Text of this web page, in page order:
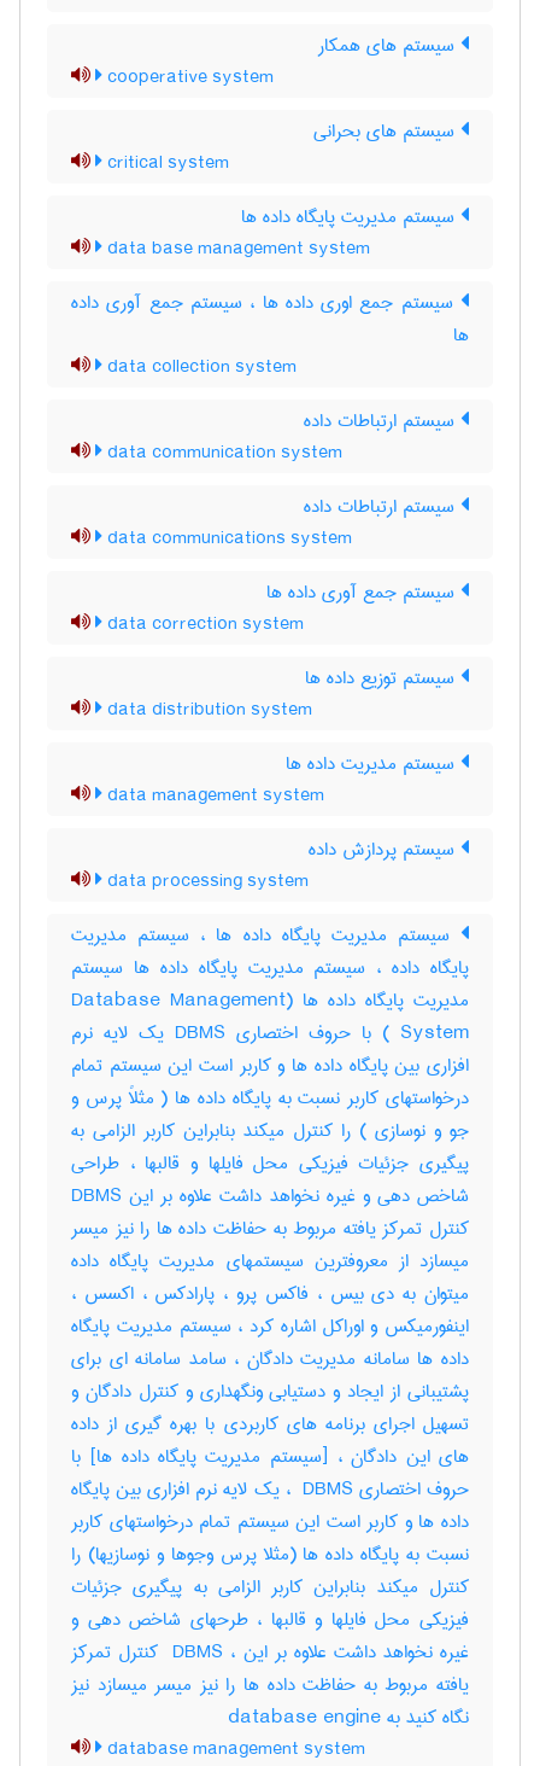
سیستم های همکار
cooperative system
سیستم های بحرانی
critical system
سیستم مدیریت پایگاه داده ها
data base management system
سیستم جمع اوری داده ها ، سیستم جمع آوری داده
ها
data collection system
سیستم ارتباطات داده
data communication system
سیستم ارتباطات داده
data communications system
سیستم جمع آوری داده ها
data correction system
سیستم توزیع داده ها
data distribution system
سیستم مدیریت داده ها
data management system
سیستم پردازش داده
data processing system
سیستم مدیریت پایگاه داده ها ، سیستم مدیریت
پایگاه داده ، سیستم مدیریت پایگاه داده ها سیستم
مدیریت پایگاه داده ها (Database Management
System ) با حروف اختصاری DBMS یک لایه نرم
افزاری بین پایگاه داده ها و کاربر است این سیستم تمام
درخواستهای کاربر نسبت به پایگاه داده ها ( مثلاً پرس و
جو و نوسازی ) را کنترل میکند بنابراین کاربر الزامی به
پیگیری جزئیات فیزیکی محل فایلها و قالبها ، طراحی
شاخص دهی و غیره نخواهد داشت علاوه بر این DBMS
کنترل تمرکز یافته مربوط به حفاظت داده ها را نیز میسر
میسازد از معروفترین سیستمهای مدیریت پایگاه داده
میتوان به دی بیس ، فاکس پرو ، پارادکس ، اکسس ،
اینفورمیکس و اوراکل اشاره کرد ، سیستم مدیریت پایگاه
داده ها سامانه مدیریت دادگان ، سامد سامانه ای برای
پشتیبانی از ایجاد و دستیابی ونگهداری و کنترل دادگان و
تسهیل اجرای برنامه های کاربردی با بهره گیری از داده
های این دادگان ، [سیستم مدیریت پایگاه داده ها] با
حروف اختصاری ‎ DBMS ، یک لایه نرم افزاری بین پایگاه
داده ها و کاربر است این سیستم تمام درخواستهای کاربر
نسبت به پایگاه داده ها (مثلا پرس وجوها و نوسازیها) را
کنترل میکند بنابراین کاربر الزامی به پیگیری جزئیات
فیزیکی محل فایلها و قالبها ، طرحهای شاخص دهی و
غیره نخواهد داشت علاوه بر این ، ‎ DBMS کنترل تمرکز
یافته مربوط به حفاظت داده ها را نیز میسر میسازد نیز
نگاه کنید به ‎ database engine
database management system